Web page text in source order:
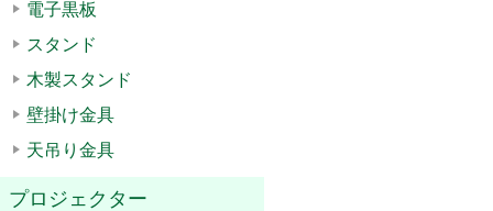
電子黒板
スタンド
木製スタンド
壁掛け金具
天吊り金具
プロジェクター